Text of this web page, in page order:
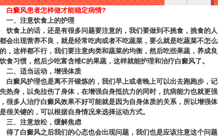
风患者怎样做才能稳定病情?
注意饮食上的护理
上的话，还是有很多问题要注意的，我们要做到不挑食，挑食的
会出现营养不良，就是经常吃肉或者不吃蔬菜，要么就是吃蔬菜不怎
，这样都不行，我们要注意肉类和蔬菜的均衡，然后吃些果蔬，养成
食习惯，然后少吃富含维C的果蔬，这样就能护理和治疗白癜风了。
适当运动，增强体质
风护理也是离不开锻炼的，我们早上或者晚上可以出去跑跑步，
热身，以免拉伤了身体，在增强自身抵抗力的同时，抗病能力也就更强
很多人治疗白癜风效果不好可能就是因为自身体质的关系，所以增强
很关键的，可以根据自身情况来选择运动方式。
注意放松，缓解焦虑
白癜风之后我们的心态也会出现问题，我们也是应该注意这个问题